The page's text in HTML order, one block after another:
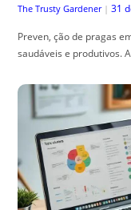
The Trusty Gardener | 31
Preven, ção de pragas
saudáveis e produtivos.